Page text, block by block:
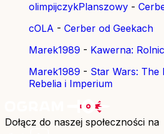
olimpijczykPlanszowy -
cOLA - Cerber od Geekach
Marek1989 - Kawerna:
Marek1989 - Star Wars: The
Rebelia i Imperium
Dołącz do naszej społeczności na